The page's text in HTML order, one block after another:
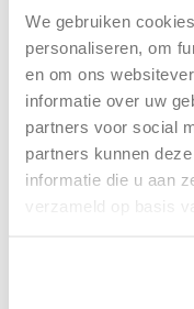
We gebruiken
personaliseren, om
en om ons
informatie over uw
partners voor social
partners kunnen
informatie die u aan
verzameld op basis
Brugge, Belgium
Ben jij Chauffeur
een goede work-life
waar je je steentje
Bekijk vacature